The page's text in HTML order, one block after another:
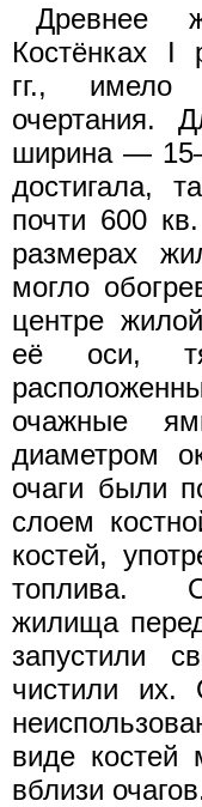
Древнее
Костёнках I
гг.,
очертания.
ширина —
достигала,
почти 600
размерах
могло
центре
её оси,
очажные
диаметром
очаги были
слоем
костей,
топлива.
жилища
запустили
чистили их.
виде костей
вблизи